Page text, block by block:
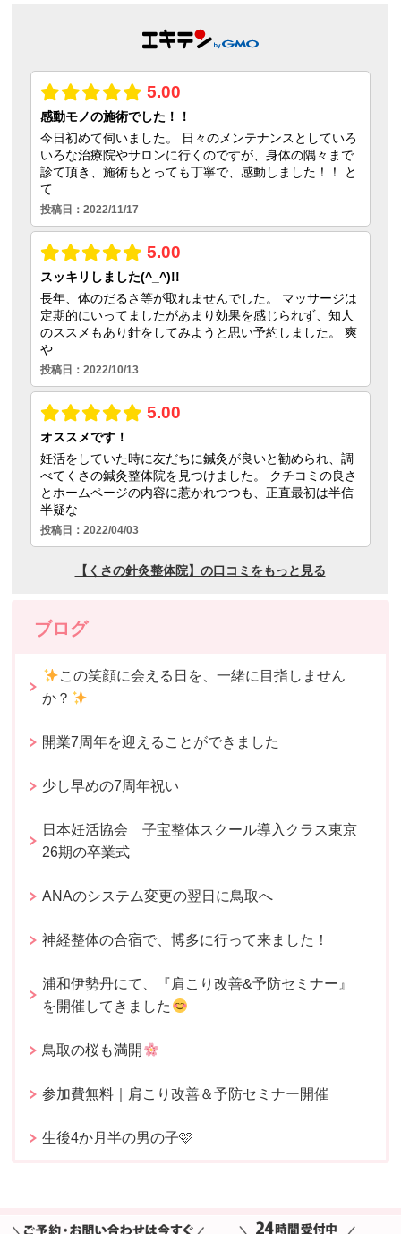
ブログ
この笑顔に会える日を、一緒に目指しません
か？
開業7周年を迎えることができました
少し早めの7周年祝い
日本妊活協会 子宝整体スクール導入クラス東京
26期の卒業式
ANAのシステム変更の翌日に鳥取へ
神経整体の合宿で、博多に行って来ました！
浦和伊勢丹にて、『肩こり改善&予防セミナー』
を開催してきました
鳥取の桜も満開
参加費無料｜肩こり改善＆予防セミナー開催
生後4か月半の男の子🩷